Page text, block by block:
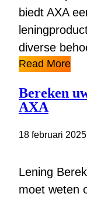
biedt AXA
diverse
Read More
Bereken
AXA
18 februari 2025
Lening
moet weten